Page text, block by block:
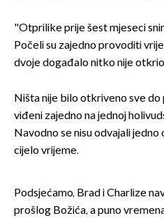
"Otprilike prije šest mjeseci
Počeli su zajedno provoditi
dvoje događalo nitko nije
Ništa nije bilo otkriveno sve
viđeni zajedno na jednoj
Navodno se nisu odvajali jedno
cijelo vrijeme.
Podsjećamo, Brad i Charlize
prošlog Božića, a puno